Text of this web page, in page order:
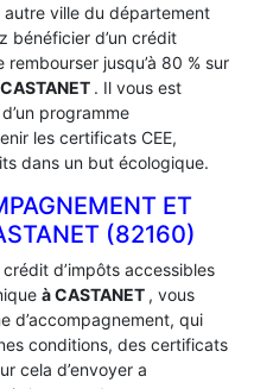
autre ville du département
bénéficier d’un crédit
rembourser jusqu’à 80 % sur
. Il vous est
programme
les certificats CEE,
dans un but écologique.
ET
(82160)
d’impôts accessibles
à CASTANET , vous
d’accompagnement, qui
conditions, des certificats
cela d’envoyer a